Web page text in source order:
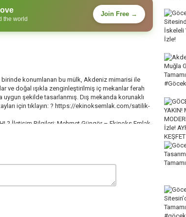
the world
Join Free →
konumlanan bu mülk, Akdeniz mimarisi ile
ve doğal ışıkla zenginleştirilmiş iç mekanlar ferah
şekilde tasarlanmış. Dış mekanda korunaklı
için tıklayın: ? https://ekinoksemlak.com/satilik-
? İletişim Bilgileri: Mehmet Güngör – Ekinoks Emlak
bir yaşam tarzı keşfedeceksiniz. Her hafta yeni